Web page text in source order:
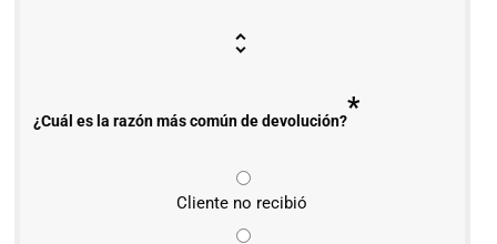
¿Cuál es la razón más común de devolución?*
Cliente no recibió